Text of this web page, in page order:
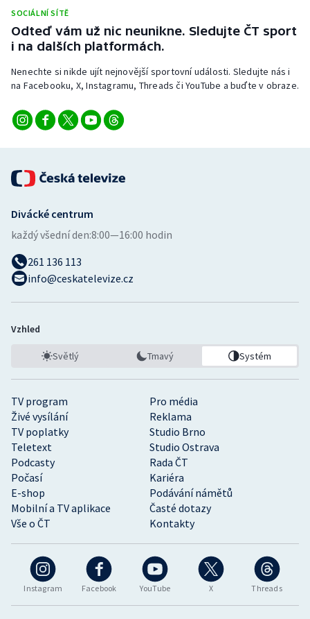
Stolní tenis
Triatlon
Veslování
Vodní slalom
Ostatní
SOCIÁLNÍ SÍTĚ
Odteď vám už nic neunikne. Sledujte ČT sport
i na dalších platformách.
Nenechte si nikde ujít nejnovější sportovní události. Sledujte nás i
na Facebooku, X, Instagramu, Threads či YouTube a buďte v obraze.
Instagram Facebook YouTube X Threads
TV program
Pro média
Živé vysílání
Reklama
TV poplatky
Studio Brno
Teletext
Studio Ostrava
Podcasty
Rada ČT
Počasí
Kariéra
E-shop
Podávání námětů
Mobilní a TV aplikace
Časté dotazy
Vše o ČT
Kontakty
Divácké centrum
každý všední den:8:00—16:00 hodin
261 136 113
info@ceskatelevize.cz
Vzhled
Světlý Tmavý Systém